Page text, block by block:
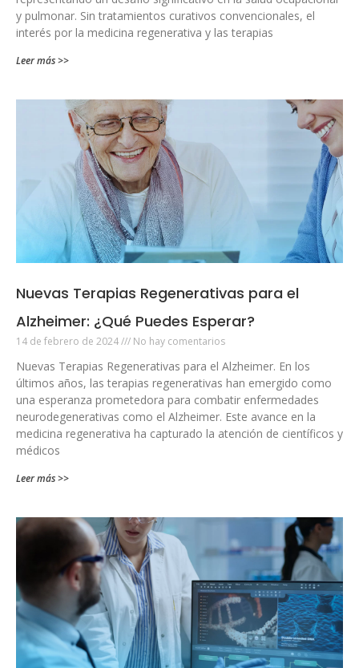
y pulmonar. Sin tratamientos curativos convencionales, el
interés por la medicina regenerativa y las terapias
Leer más >>
Nuevas Terapias Regenerativas para el
Alzheimer: ¿Qué Puedes Esperar?
14 de febrero de 2024 No hay comentarios
Nuevas Terapias Regenerativas para el Alzheimer. En los
últimos años, las terapias regenerativas han emergido como
una esperanza prometedora para combatir enfermedades
neurodegenerativas como el Alzheimer. Este avance en la
medicina regenerativa ha capturado la atención de científicos y
médicos
Leer más >>